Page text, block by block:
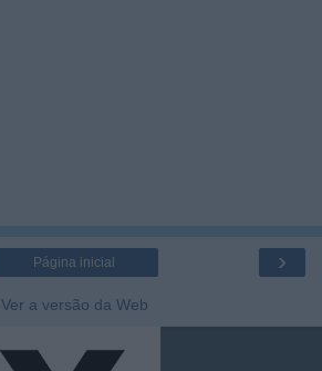
›
Página inicial
Ver a versão da Web